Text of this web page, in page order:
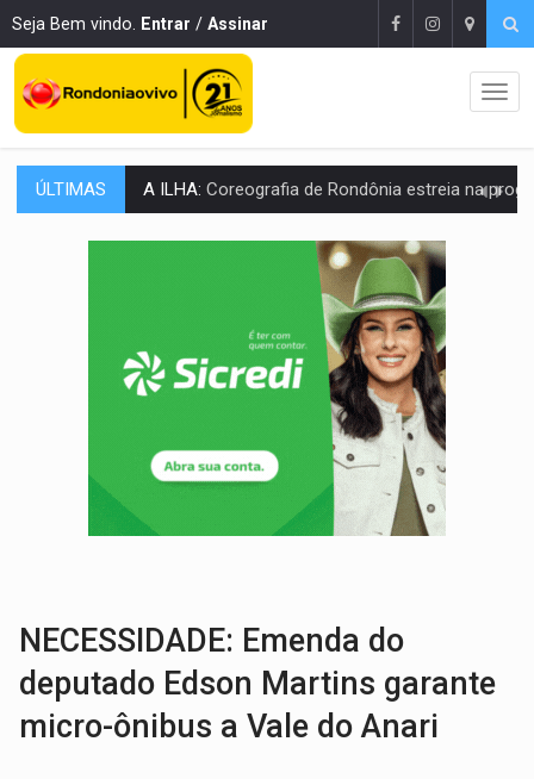
Seja Bem vindo. Entrar / Assinar
ÚLTIMAS ELEIÇÕES 2026:Sgt. Mouza esclarece 'erro de digitação' em declaração de
JUDICIÁRIO:Sinjur parabeniza servidores pelo adicional de incentivo com
AVISO DE LICITAÇÃO: Pregão Eletrônico Nº 12/
Polícia apreende mais de uma tonelada de drogas em fundo
EMOCIONE:PRESENTES: Confira os sorteados na promoção
Idoso é filmado furtando bicicleta na frente
JUSTIÇA:Comarca de Nova Mamoré terá seu primeiro
ADAILTON FÚRIA:Assessoria denuncia suposto ataque com perfis
NECESSIDADE: Emenda do
deputado Edson Martins garante
micro-ônibus a Vale do Anari